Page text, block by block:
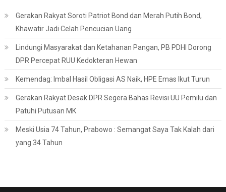
Gerakan Rakyat Soroti Patriot Bond dan Merah Putih Bond,
Khawatir Jadi Celah Pencucian Uang
Lindungi Masyarakat dan Ketahanan Pangan, PB PDHI Dorong
DPR Percepat RUU Kedokteran Hewan
Kemendag: Imbal Hasil Obligasi AS Naik, HPE Emas Ikut Turun
Gerakan Rakyat Desak DPR Segera Bahas Revisi UU Pemilu dan
Patuhi Putusan MK
Meski Usia 74 Tahun, Prabowo : Semangat Saya Tak Kalah dari
yang 34 Tahun